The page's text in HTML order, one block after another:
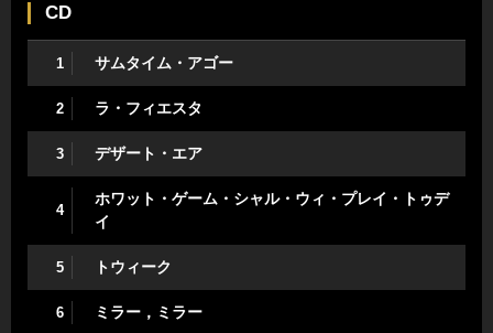
CD
1 サムタイム・アゴー
2 ラ・フィエスタ
3 デザート・エア
4
ホワット・ゲーム・シャル・ウィ・プレイ・トゥデ
イ
5 トウィーク
6 ミラー，ミラー